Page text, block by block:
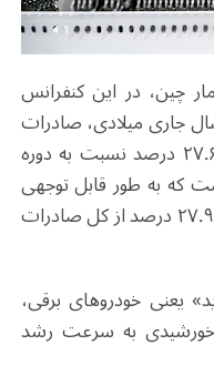
چین، در این کنفرانس
جاری میلادی، صادرات
محصولات با فناوری پیشرفته چین ۲۷.۶ درصد نسبت به دوره
که به طور قابل توجهی
سریع‌تر از حجم کل صادرات است و ۲۷.۹ درصد از کل صادرات
یعنی خودروهای برقی،
خورشیدی به سرعت رشد